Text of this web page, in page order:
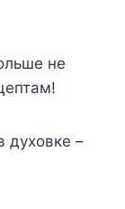
нe
дyxoвкe –